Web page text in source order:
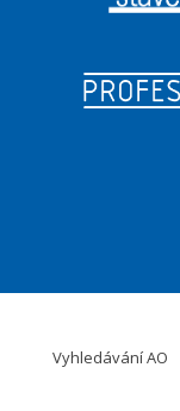
Vyhledávání AO